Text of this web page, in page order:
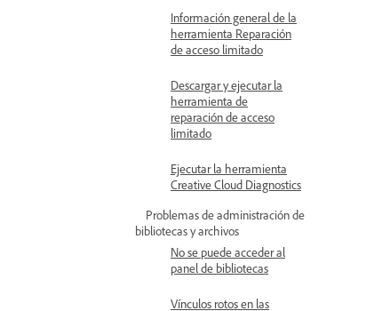
Información general de la
herramienta Reparación
de acceso limitado
Descargar y ejecutar la
herramienta de
reparación de acceso
limitado
Ejecutar la herramienta
Creative Cloud Diagnostics
Problemas de administración de
bibliotecas y archivos
No se puede acceder al
panel de bibliotecas
Vínculos rotos en las